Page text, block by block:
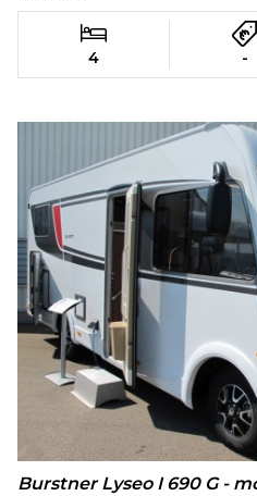
4 -
Burstner Lyseo I 690 G -